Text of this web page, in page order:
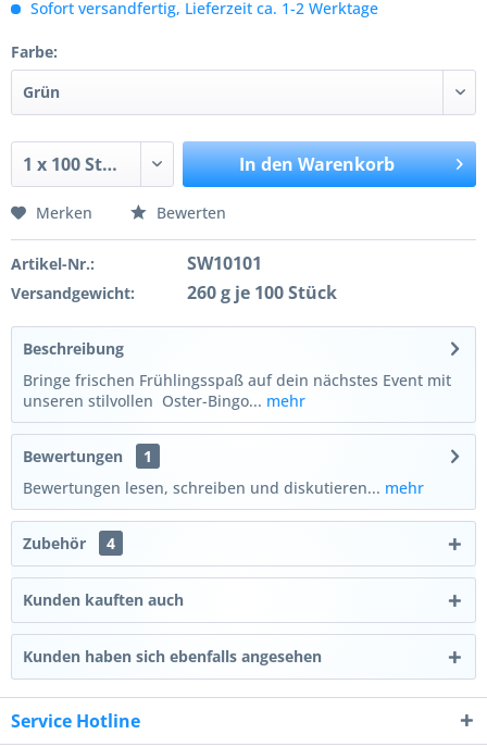
Sofort versandfertig, Lieferzeit ca. 1-2 Werktage
Farbe:
In denWarenkorb
Merken Bewerten
Artikel-Nr.: SW10101
Versandgewicht: 260 g je 100 Stück
Beschreibung
Bringe frischen Frühlingsspaß auf dein nächstes Event mit
unseren stilvollen Oster-Bingo... mehr
Bewertungen
1
Bewertungen lesen, schreiben und diskutieren... mehr
Zubehör 4
Kunden kauften auch
Kunden haben sich ebenfalls angesehen
Service Hotline